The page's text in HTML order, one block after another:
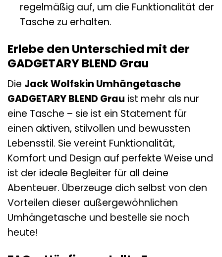
regelmäßig auf, um die Funktionalität der
Tasche zu erhalten.
Erlebe den Unterschied mit der
GADGETARY BLEND Grau
Die Jack Wolfskin Umhängetasche
GADGETARY BLEND Grau ist mehr als nur
eine Tasche – sie ist ein Statement für
einen aktiven, stilvollen und bewussten
Lebensstil. Sie vereint Funktionalität,
Komfort und Design auf perfekte Weise und
ist der ideale Begleiter für all deine
Abenteuer. Überzeuge dich selbst von den
Vorteilen dieser außergewöhnlichen
Umhängetasche und bestelle sie noch
heute!